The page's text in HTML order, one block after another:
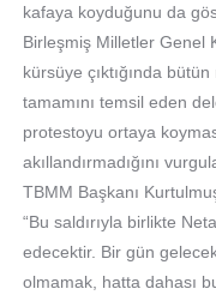
kafaya koyduğunu da
Birleşmiş Milletler Genel
kürsüye çıktığında
tamamını temsil eden
protestoyu ortaya
akıllandırmadığını
TBMM Başkanı
“Bu saldırıyla birlikte
edecektir. Bir gün
olmamak, hatta dahası